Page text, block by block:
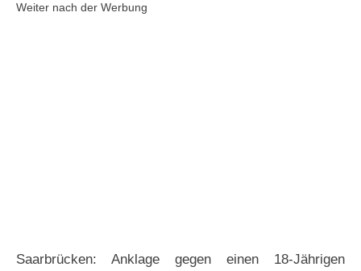
Weiter nach der Werbung
Saarbrücken: Anklage gegen einen 18-Jährigen